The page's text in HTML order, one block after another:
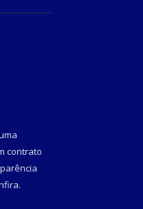
contrato